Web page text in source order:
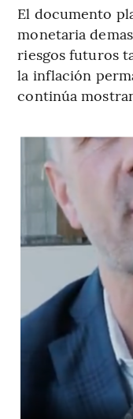
El documento
monetaria
riesgos futuros
la inflación
continúa